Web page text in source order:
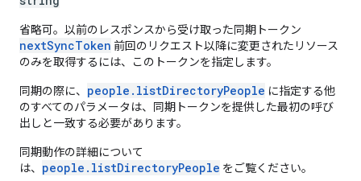
省略可。以前のレスポンスから受け取った同期トークン
nextSyncToken 前回のリクエスト以降に変更されたリソース
のみを取得するには、このトークンを指定します。
同期の際に、 people.listDirectoryPeople に指定する他
のすべてのパラメータは、同期トークンを提供した最初の呼び
出しと一致する必要があります。
同期動作の詳細について
は、 people.listDirectoryPeople をご覧ください。